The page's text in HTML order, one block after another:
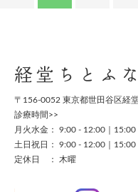
経堂ちとふ
〒156-0052 東京都世田谷区経
診療時間>>
月火水金： 9:00 - 12:00｜15:00
土日祝日： 9:00 - 12:00｜15:00
定休日 ： 木曜